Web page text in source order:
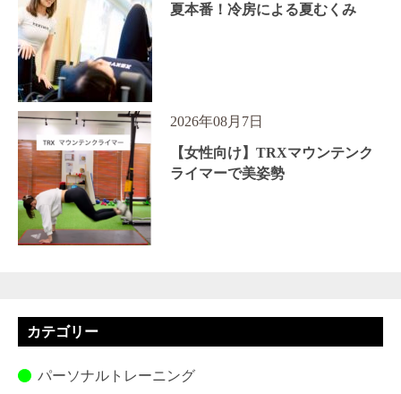
夏本番！冷房による夏むくみ
2026年08月7日
【女性向け】TRXマウンテンク
ライマーで美姿勢
カテゴリー
パーソナルトレーニング